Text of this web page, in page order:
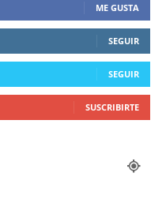
ME GUSTA
SEGUIR
SEGUIR
SUSCRIBIRTE